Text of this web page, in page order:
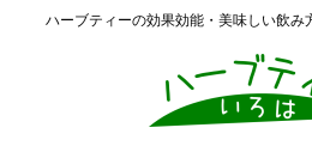
ハーブティーの効果効能・美味しい飲み